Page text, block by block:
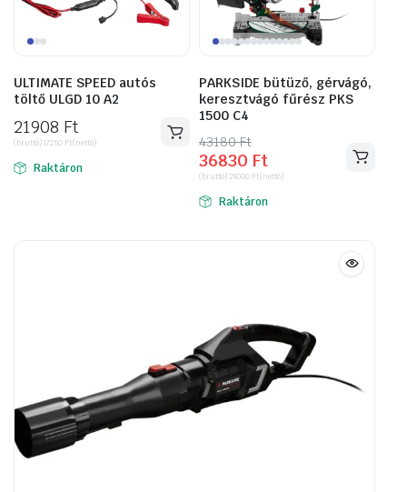
ULTIMATE SPEED autós
töltő ULGD 10 A2
21908 Ft
(bruttó)17250 Ft(nettó)
Raktáron
PARKSIDE bütüző, gérvágó,
keresztvágó fűrész PKS
1500 C4
43180Ft
Original
price
was:
43180 Ft.
36830 Ft
Current
price
is:
36830 Ft.
(bruttó)29000 Ft(nettó)
Raktáron